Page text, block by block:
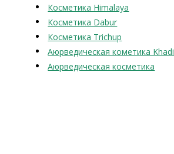
Косметика Himalaya
Косметика Dabur
Косметика Trichup
Аюрведическая кометика Khadi
Аюрведическая косметика